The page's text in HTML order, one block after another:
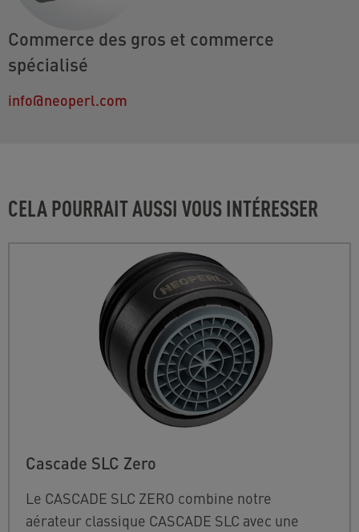
Commerce des gros et commerce
spécialisé
info@neoperl.com
CELA POURRAIT AUSSI VOUS INTÉRESSER
Cascade SLC Zero
Le CASCADE SLC ZERO combine notre
aérateur classique CASCADE SLC avec une